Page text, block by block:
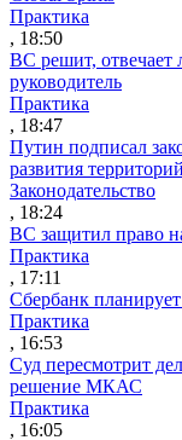
Практика
, 18:50
ВС решит,
руководитель
Практика
, 18:47
Путин подписал
развития территорий
Законодательство
, 18:24
ВС защитил право
Практика
, 17:11
Сбербанк
Практика
, 16:53
Суд пересмотрит
решение МКАС
Практика
, 16:05